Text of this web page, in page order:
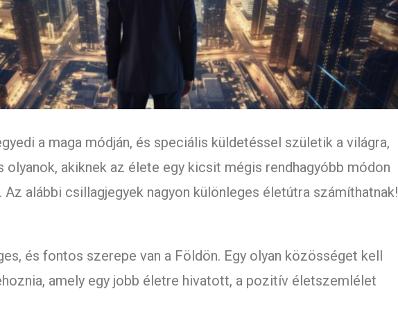
a maga módján, és speciális küldetéssel születik a világra,
olyanok, akiknek az élete egy kicsit mégis rendhagyóbb módon
Az alábbi csillagjegyek nagyon különleges életútra számíthatnak!
és fontos szerepe van a Földön. Egy olyan közösséget kell
amely egy jobb életre hivatott, a pozitív életszemlélet